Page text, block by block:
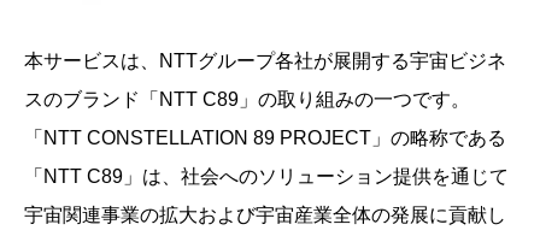
本サービスは、NTTグループ各社が展開する宇宙ビジネ
スのブランド「NTT C89」の取り組みの一つです。
「NTT CONSTELLATION 89 PROJECT」の略称である
「NTT C89」は、社会へのソリューション提供を通じて
宇宙関連事業の拡大および宇宙産業全体の発展に貢献し